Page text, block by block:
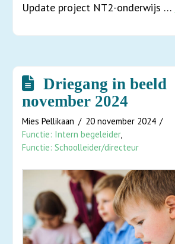
Update project NT2-onderwijs …
Driegang in beeld
november 2024
Mies Pellikaan
20 november 2024
Functie: Intern begeleider,
Functie: Schoolleider/directeur